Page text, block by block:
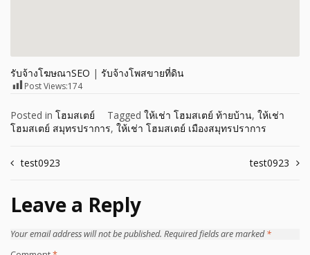
รับจ้างโฆษณาSEO | รับจ้างโพสขายที่ดิน
Post Views:174
Posted in โฮมสเตย์ Tagged ให้เช่า โฮมสเตย์ ท้ายบ้าน, ให้เช่า
โฮมสเตย์ สมุทรปราการ, ให้เช่า โฮมสเตย์ เมืองสมุทรปราการ
Post
test0923 test0923
Leave a Reply
Your email address will not be published. Required fields are marked*